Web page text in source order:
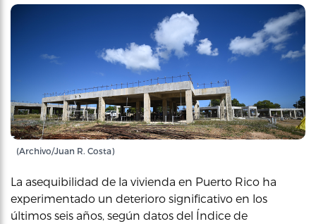
(Archivo/Juan R. Costa)
La asequibilidad de la vivienda en Puerto Rico ha
experimentado un deterioro significativo en los
últimos seis años, según datos del Índice de